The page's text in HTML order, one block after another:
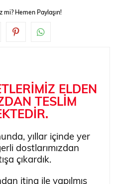
mi? Hemen Paylaşın!
ELDEN
TESLİM
yıllar içinde yer
dostlarımızdan
çıkardık.
itina ile yapılmış